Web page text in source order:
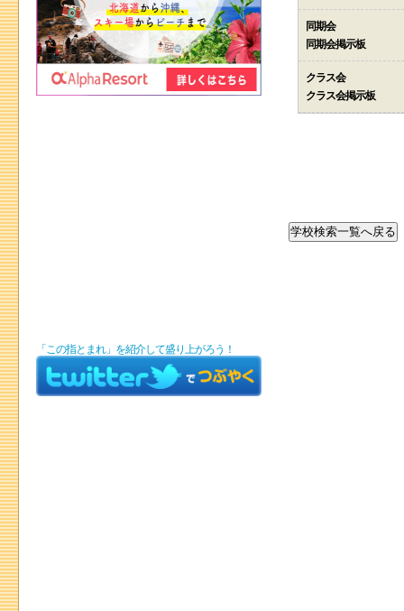
同期会
同期会掲示板
クラス会
クラス会掲示板
「この指とまれ」を紹介して盛り上がろう！